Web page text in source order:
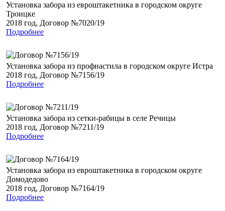
Установка забора из евроштакетника в городском округе
Троицке
2018 год, Договор №7020/19
Подробнее
Установка забора из профнастила в городском округе Истра
2018 год, Договор №7156/19
Подробнее
Установка забора из сетки-рабицы в селе Речицы
2018 год, Договор №7211/19
Подробнее
Установка забора из евроштакетника в городском округе
Домодедово
2018 год, Договор №7164/19
Подробнее